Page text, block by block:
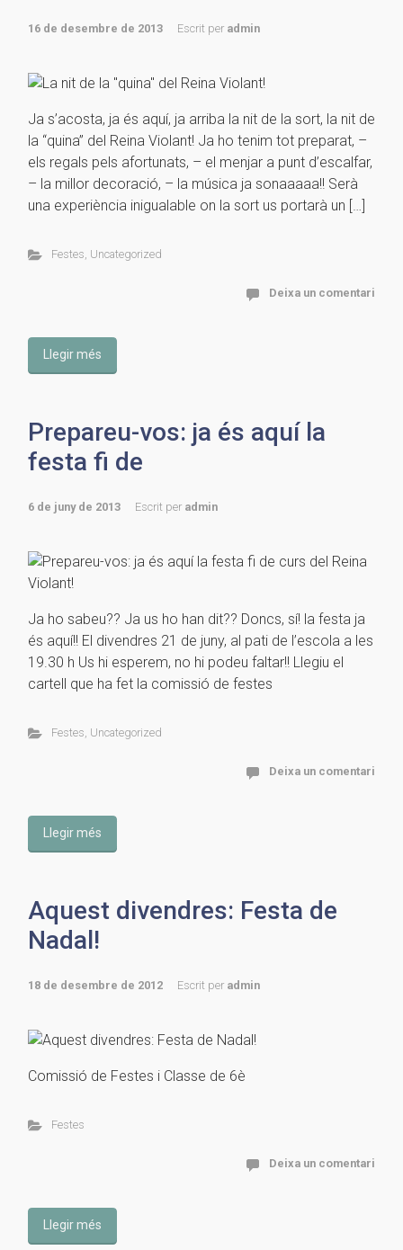
16 de desembre de 2013 Escrit per admin
Ja s’acosta, ja és aquí, ja arriba la nit de la sort, la nit de
la “quina” del Reina Violant! Ja ho tenim tot preparat, –
els regals pels afortunats, – el menjar a punt d’escalfar,
– la millor decoració, – la música ja sonaaaaa!! Serà
una experiència inigualable on la sort us portarà un […]
Festes, Uncategorized
Deixa un comentari
Llegir més
Prepareu-vos: ja és aquí la
festa fi de
6 de juny de 2013 Escrit per admin
Ja ho sabeu?? Ja us ho han dit?? Doncs, sí! la festa ja
és aquí!! El divendres 21 de juny, al pati de l’escola a les
19.30 h Us hi esperem, no hi podeu faltar!! Llegiu el
cartell que ha fet la comissió de festes
Festes, Uncategorized
Deixa un comentari
Llegir més
Aquest divendres: Festa de
Nadal!
18 de desembre de 2012 Escrit per admin
Comissió de Festes i Classe de 6è
Festes
Deixa un comentari
Llegir més